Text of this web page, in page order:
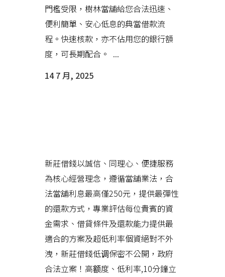
門檻受限，樹林當舖給您合法迅速、
便利簡單、安心低息的典當借款流
程。快速核款，亦不佔用您的銀行額
度，可長期配合。 ...
14 7 月, 2025
新莊借錢以誠信、同理心、便捷服務
為核心經營理念，遵循當舖業法，合
法當舖利息最高僅250元，提供最彈性
的還款方式，專業評估每位貴賓的資
金需求、借貸條件及還款能力提供最
適合的方案及超低利率個資絕對不外
洩，新莊借錢低调保密不公開，政府
合法立案！高额度、低利率,10分鐘立